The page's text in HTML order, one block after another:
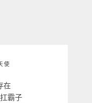
使
在
霸子